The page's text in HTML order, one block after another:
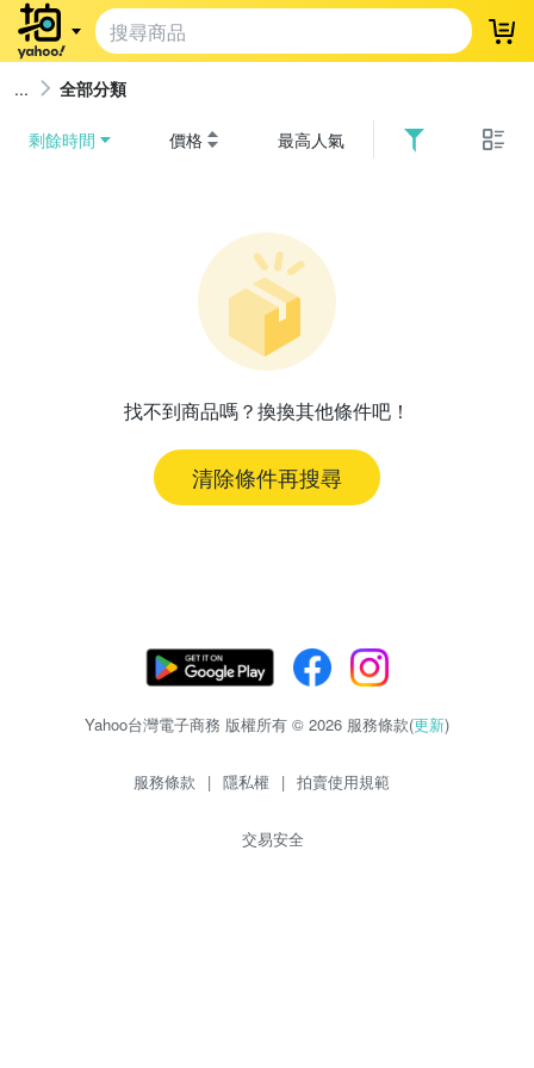
登
全部分類
剩餘時間 價格 最高人氣
找不到商品嗎？換換其他條件吧！
清除條件再搜尋
Yahoo台灣電子商務 版權所有 © 2026 服務條款(更新)
服務條款 | 隱私權 | 拍賣使用規範
交易安全